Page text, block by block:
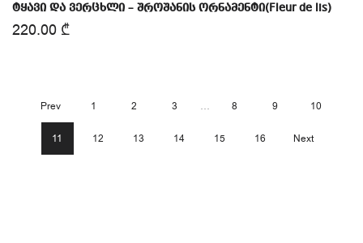
ტყავი და ვერცხლი – შროშანის ორნამენტი(Fleur de lis)
220.00 ₾
Prev 1 2 3 … 8 9 10
11 12 13 14 15 16 Next